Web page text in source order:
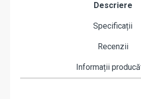
Descriere
Specificații
Recenzii
Informații